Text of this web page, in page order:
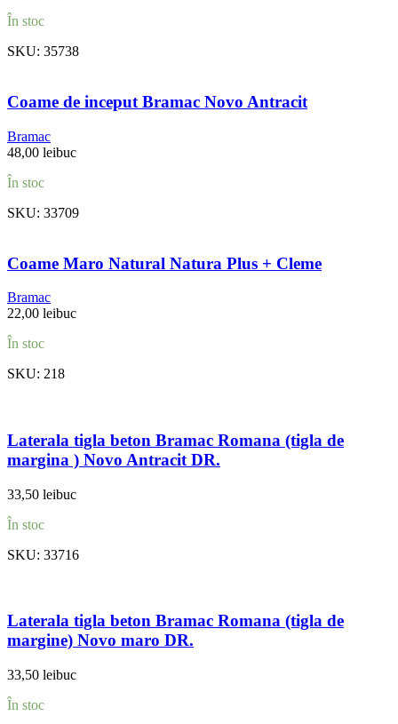
În stoc
SKU: 35738
Coame de inceput Bramac Novo Antracit
Bramac
48,00 leibuc
În stoc
SKU: 33709
Coame Maro Natural Natura Plus + Cleme
Bramac
22,00 leibuc
În stoc
SKU: 218
Laterala tigla beton Bramac Romana (tigla de
margina ) Novo Antracit DR.
33,50 leibuc
În stoc
SKU: 33716
Laterala tigla beton Bramac Romana (tigla de
margine) Novo maro DR.
33,50 leibuc
În stoc